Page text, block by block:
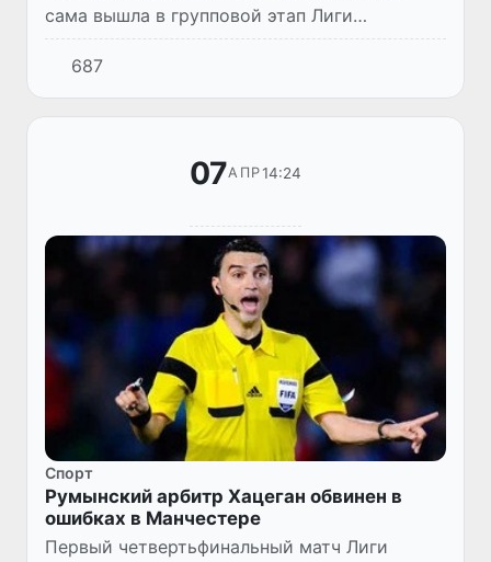
сама вышла в групповой этап Лиги
чемпионов АФК, но и благодаря этому
каршинский «Насаф» получил право играть в
Кубке АФК. Так что эта победа пр...
687
07АПР14:24
Спорт
Румынский арбитр Хацеган обвинен в
ошибках в Манчестере
Первый четвертьфинальный матч Лиги